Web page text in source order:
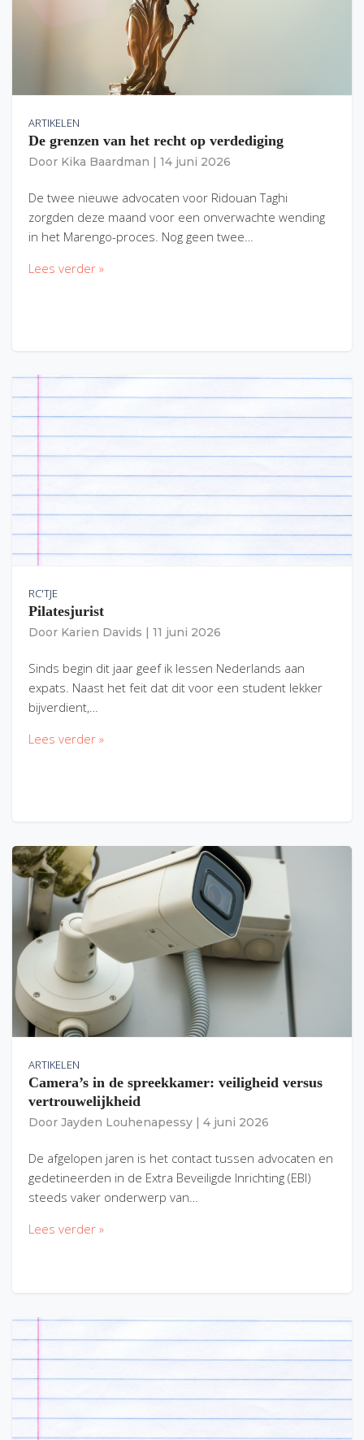
ARTIKELEN
De grenzen van het recht op verdediging
Door Kika Baardman 14 juni 2026
De twee nieuwe advocaten voor Ridouan Taghi
zorgden deze maand voor een onverwachte wending
in het Marengo-proces. Nog geen twee…
Lees verder »
RC'TJE
Pilatesjurist
Door Karien Davids 11 juni 2026
Sinds begin dit jaar geef ik lessen Nederlands aan
expats. Naast het feit dat dit voor een student lekker
bijverdient,…
Lees verder »
ARTIKELEN
Camera’s in de spreekkamer: veiligheid versus
vertrouwelijkheid
Door Jayden Louhenapessy 4 juni 2026
De afgelopen jaren is het contact tussen advocaten en
gedetineerden in de Extra Beveiligde Inrichting (EBI)
steeds vaker onderwerp van…
Lees verder »